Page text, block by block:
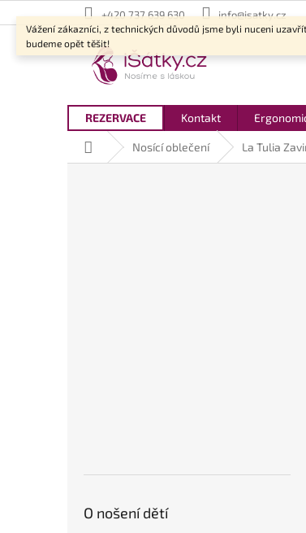
na
obsah
Vážení zákazníci, z technických důvodů jsme byli nuceni
budeme opět těšit!
+420 737 639 630 info@isatky.cz
REZERVACE Kontakt
Domů Nosící oblečení La Tulia
O nošení dětí